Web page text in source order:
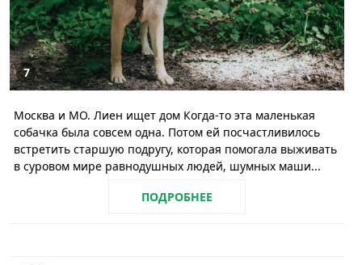
7
Москва и МО. Лиен ищет дом Когда-то эта маленькая
собачка была совсем одна. Потом ей посчастливилось
встретить старшую подругу, которая помогала выживать
в суровом мире равнодушных людей, шумных маши...
ПОДРОБНЕЕ